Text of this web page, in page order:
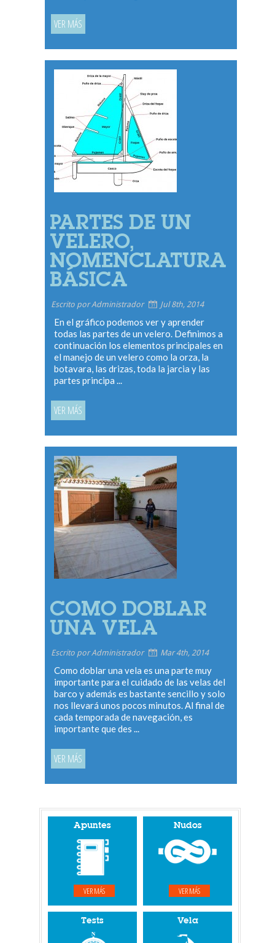
VER MÁS
PARTES DE UN
VELERO,
NOMENCLATURA
BÁSICA
Escrito por Administrador Jul 8th, 2014
En el gráfico podemos ver y aprender
todas las partes de un velero. Definimos a
continuación los elementos principales en
el manejo de un velero como la orza, la
botavara, las drizas, toda la jarcia y las
partes principa ...
VER MÁS
COMO DOBLAR
UNA VELA
Escrito por Administrador Mar 4th, 2014
Como doblar una vela es una parte muy
importante para el cuidado de las velas del
barco y además es bastante sencillo y solo
nos llevará unos pocos minutos. Al final de
cada temporada de navegación, es
importante que des ...
VER MÁS
Apuntes
VER MÁS
Nudos
VER MÁS
Tests Vela